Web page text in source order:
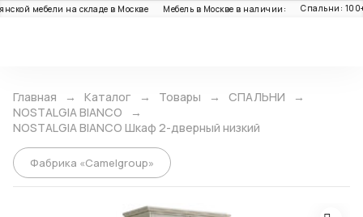
мебели на складе в Москве Мебель в Москве в наличии: Спальни: 100+ шт
Главная Каталог Товары
СПАЛЬНИ
NOSTALGIA BIANCO
NOSTALGIA BIANCO Шкаф 2-дверный низкий
Фабрика «Camelgroup»